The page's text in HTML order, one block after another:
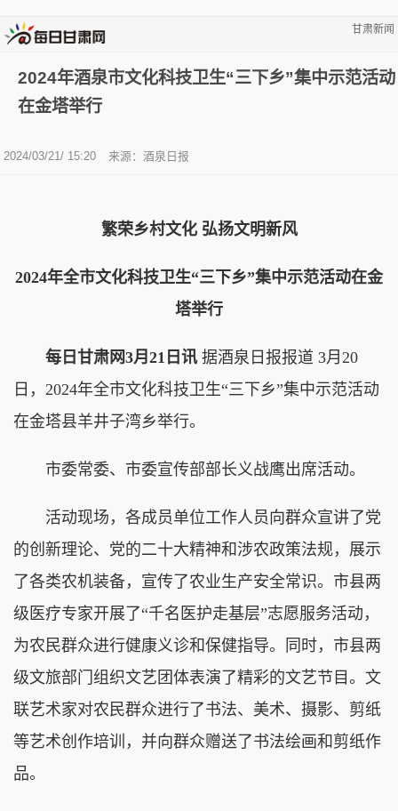
甘肃新闻
2024年酒泉市文化科技卫生“三下乡”集中示范活动
在金塔举行
2024/03/21/ 15:20 来源：酒泉日报
繁荣乡村文化 弘扬文明新风
2024年全市文化科技卫生“三下乡”集中示范活动在金
塔举行
每日甘肃网3月21日讯 据酒泉日报报道 3月20
日，2024年全市文化科技卫生“三下乡”集中示范活动
在金塔县羊井子湾乡举行。
市委常委、市委宣传部部长义战鹰出席活动。
活动现场，各成员单位工作人员向群众宣讲了党
的创新理论、党的二十大精神和涉农政策法规，展示
了各类农机装备，宣传了农业生产安全常识。市县两
级医疗专家开展了“千名医护走基层”志愿服务活动，
为农民群众进行健康义诊和保健指导。同时，市县两
级文旅部门组织文艺团体表演了精彩的文艺节目。文
联艺术家对农民群众进行了书法、美术、摄影、剪纸
等艺术创作培训，并向群众赠送了书法绘画和剪纸作
品。